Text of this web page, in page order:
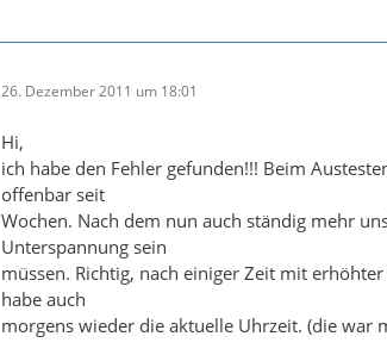
26. Dezember 2011 um 18:01
Hi,
ich habe den Fehler gefunden!!! Beim
offenbar seit
Wochen. Nach dem nun auch ständig mehr
Unterspannung sein
müssen. Richtig, nach einiger Zeit mit
habe auch
morgens wieder die aktuelle Uhrzeit. (die war